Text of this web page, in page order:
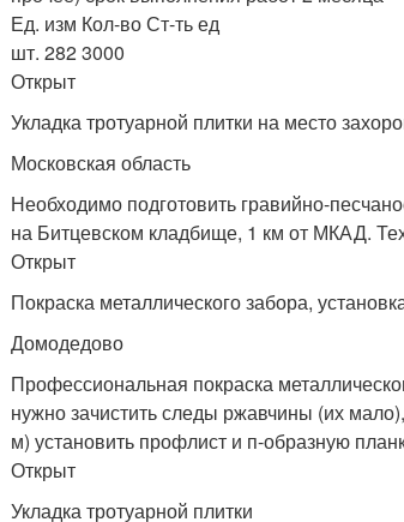
Ед. изм Кол-во Ст-ть ед
шт. 282 3000
Открыт
Укладка тротуарной плитки на место
Московская область
Необходимо подготовить гравийно-
на Битцевском кладбище, 1 км от МКАД.
Открыт
Покраска металлического забора,
Домодедово
Профессиональная покраска
нужно зачистить следы ржавчины (их
м) установить профлист и п-образную
Открыт
Укладка тротуарной плитки